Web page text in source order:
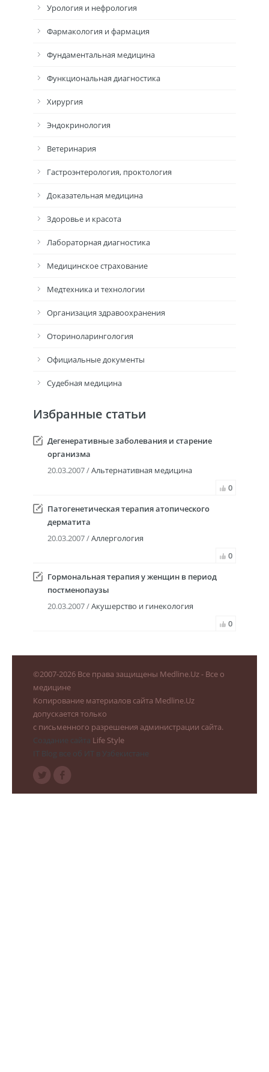
Урология и нефрология
Фармакология и фармация
Фундаментальная медицина
Функциональная диагностика
Хирургия
Эндокринология
Ветеринария
Гастроэнтерология, проктология
Доказательная медицина
Здоровье и красота
Лабораторная диагностика
Медицинское страхование
Медтехника и технологии
Организация здравоохранения
Оториноларингология
Официальные документы
Судебная медицина
Избранные статьи
Дегенеративные заболевания и старение
организма
20.03.2007 /Альтернативная медицина
0
Патогенетическая терапия атопического
дерматита
20.03.2007 /Аллергология
0
Гормональная терапия у женщин в период
постменопаузы
20.03.2007 /Акушерство и гинекология
0
©2007-2026 Все права защищены Medline.Uz - Все о
медицине
Копирование материалов сайта Medline.Uz
допускается только
с письменного разрешения администрации сайта.
Создание сайта Life Style
IT Blog все об ИТ в Узбекистане